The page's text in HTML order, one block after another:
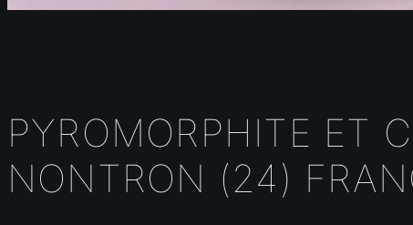
PYROMORPHITE ET
NONTRON (24)